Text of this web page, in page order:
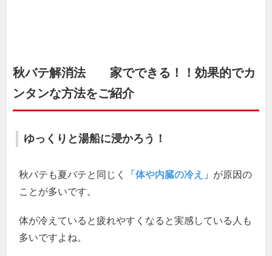
秋バテ解消法 家でできる！！効果的でカ
ンタンな方法をご紹介
ゆっくりと湯船に浸かろう！
秋バテも夏バテと同じく 「体や内臓の冷え」 が原因の
ことが多いです。
体が冷えていると疲れやすくなると実感している人も
多いですよね。